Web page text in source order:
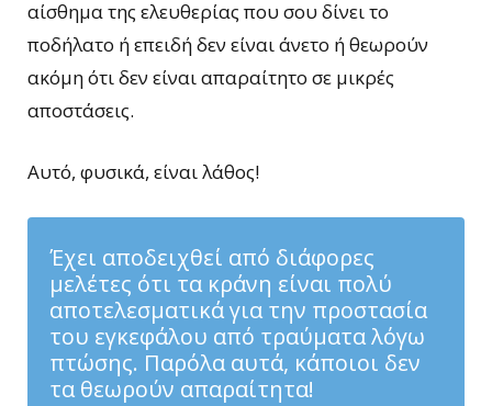
αίσθημα της ελευθερίας που σου δίνει το
ποδήλατο ή επειδή δεν είναι άνετο ή θεωρούν
ακόμη ότι δεν είναι απαραίτητο σε μικρές
αποστάσεις.
Αυτό, φυσικά, είναι λάθος!
Έχει αποδειχθεί από διάφορες
μελέτες ότι τα κράνη είναι πολύ
αποτελεσματικά για την προστασία
του εγκεφάλου από τραύματα λόγω
πτώσης. Παρόλα αυτά, κάποιοι δεν
τα θεωρούν απαραίτητα!